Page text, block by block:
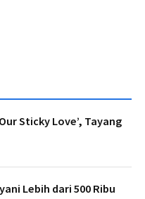
Sticky Love’, Tayang
Lebih dari 500 Ribu